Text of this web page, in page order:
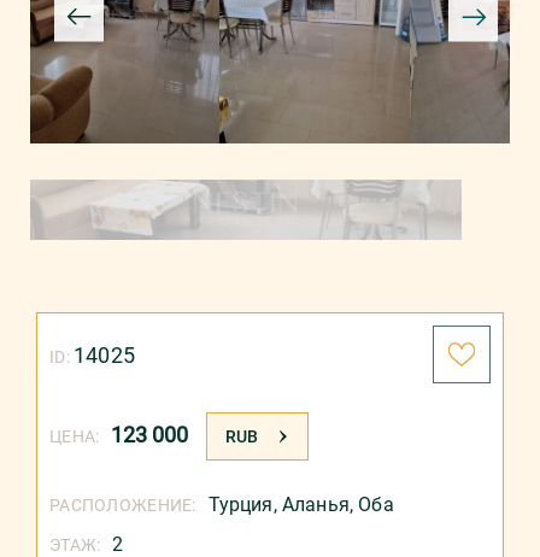
ЦЕНА: 123 000 RUB
ID: 14025
РАСПОЛОЖЕНИЕ: Турция, Аланья, Оба
ЭТАЖ: 2